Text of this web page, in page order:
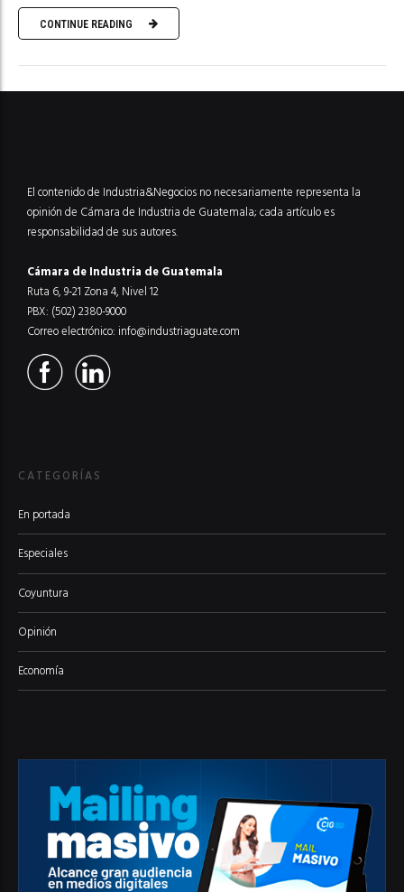
CONTINUE READING
El contenido de Industria&Negocios no necesariamente representa la
opinión de Cámara de Industria de Guatemala; cada artículo es
responsabilidad de sus autores.
Cámara de Industria de Guatemala
Ruta 6, 9-21 Zona 4, Nivel 12
PBX: (502) 2380-9000
Correo electrónico: info@industriaguate.com
CATEGORÍAS
En portada
Especiales
Coyuntura
Opinión
Economía